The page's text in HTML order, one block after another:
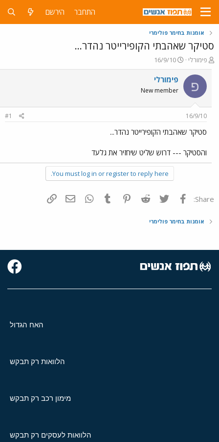
התחבר הירשם
אומנות בחימר פולימרי
סטיקר שאהבתי הקופירייטר נהדר...
פ
ו
ת
ח
ה
ו
ש
א
פימורלי
פ
ו
ר
ם
ר
16/9/10
פ פימורלי
New member
16/9/10
#1
סטיקר שאהבתי הקופירייטר נהדר...
והסטיקר --- דרוש שליט שיחזיר את גלעד
You must log in or register to reply here.
Share: פייסבוק Twitter
Reddit
Pinterest
Tumblr
WhatsAppדואר אלקטרוני
אומנות בחימר פולימרי
האח הגדול
הלוואות רק תבקש
מימון רכב רק תבקש
הלוואות לעסקים רק תבקש